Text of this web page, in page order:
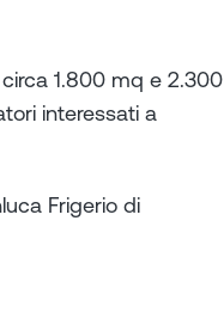
1.800 mq e 2.300
interessati a
Frigerio di